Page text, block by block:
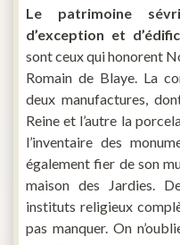
Le patrimoine
d’exception et
sont ceux qui honorent
Romain de Blaye. La
deux manufactures,
Reine et l’autre la
l’inventaire des
également fier de son
maison des Jardies.
instituts religieux
pas manquer. On